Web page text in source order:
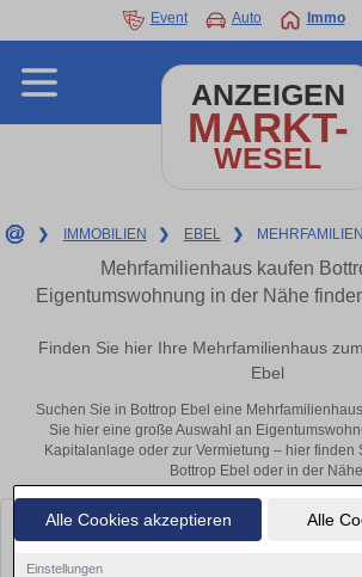
Alle Cookies akzeptieren Alle
Einstellungen
Event Auto Immo
ANZEIGEN
MARKT-
WESEL
❯ IMMOBILIEN ❯ EBEL ❯
Mehrfamilienhaus kaufen
Eigentumswohnung in der Nähe
Finden Sie hier Ihre Mehrfamilienhaus
Ebel
Suchen Sie in Bottrop Ebel eine
Sie hier eine große Auswahl an
Kapitalanlage oder zur Vermietung – hier finden
Bottrop Ebel oder in der
Mehrfamilienhaus